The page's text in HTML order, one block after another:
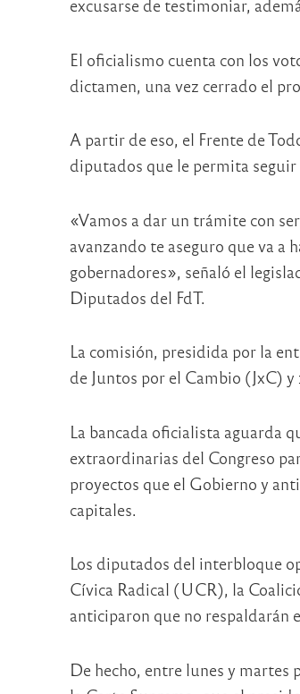
excusarse de testimoniar,
El oficialismo cuenta con los
dictamen, una vez cerrado el
A partir de eso, el Frente de
diputados que le permita seguir
«Vamos a dar un trámite con
avanzando te aseguro que va a
gobernadores», señaló el
Diputados del FdT.
La comisión, presidida por la
de Juntos por el Cambio (JxC)
La bancada oficialista aguarda
extraordinarias del Congreso
proyectos que el Gobierno y
capitales.
Los diputados del interbloque
Cívica Radical (UCR), la
anticiparon que no respaldarán
De hecho, entre lunes y